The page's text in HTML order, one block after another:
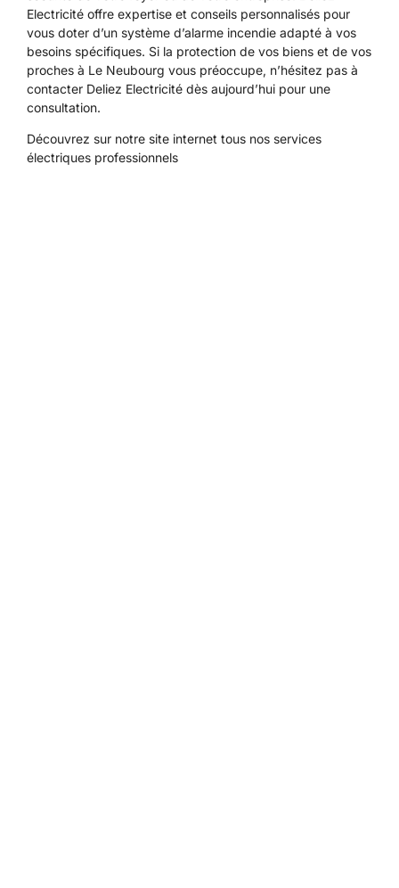
Electricité offre expertise et conseils personnalisés pour
vous doter d’un système d’alarme incendie adapté à vos
besoins spécifiques. Si la protection de vos biens et de vos
proches à Le Neubourg vous préoccupe, n’hésitez pas à
contacter Deliez Electricité dès aujourd’hui pour une
consultation.
Découvrez sur notre site internet tous nos services
électriques professionnels